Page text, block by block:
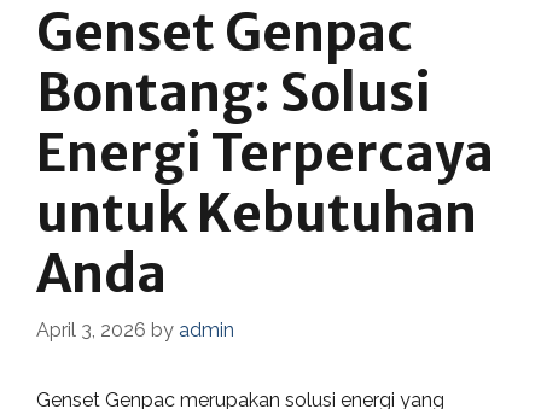
Genset Genpac
Bontang: Solusi
Energi Terpercaya
untuk Kebutuhan
Anda
April 3, 2026 by admin
Genset Genpac merupakan solusi energi yang